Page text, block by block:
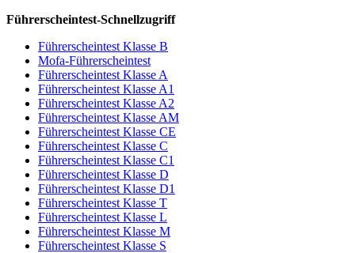
Führerscheintest-Schnellzugriff
Führerscheintest Klasse B
Mofa-Führerscheintest
Führerscheintest Klasse A
Führerscheintest Klasse A1
Führerscheintest Klasse A2
Führerscheintest Klasse AM
Führerscheintest Klasse CE
Führerscheintest Klasse C
Führerscheintest Klasse C1
Führerscheintest Klasse D
Führerscheintest Klasse D1
Führerscheintest Klasse T
Führerscheintest Klasse L
Führerscheintest Klasse M
Führerscheintest Klasse S